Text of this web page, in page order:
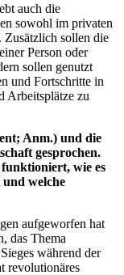
auch die
sowohl im privaten
Zusätzlich sollen die
Person oder
sollen genutzt
und Fortschritte in
Arbeitsplätze zu
Anm.) und die
gesprochen.
funktioniert, wie es
welche
aufgeworfen hat
das Thema
während der
revolutionäres